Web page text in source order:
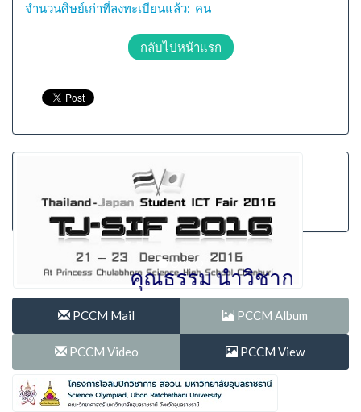
จำนวนศิษย์เก่าที่ลงทะเบียนแล้ว: คน
กลับไปหน้าแรก
รักษ์ศักดิ์ศรี มีคุณธรรม นำวิชาการ สื
PCCM Mail PCCM Album
PCCM Video PCCM View